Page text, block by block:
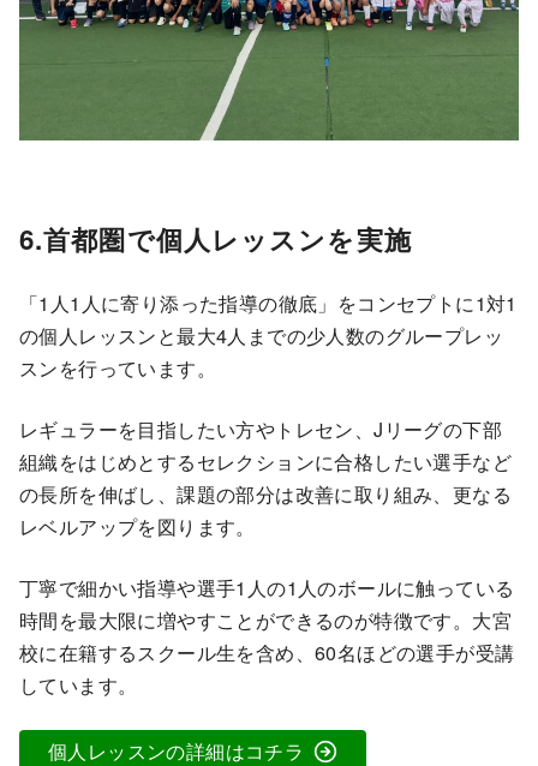
6.首都圏で個人レッスンを実施
「1人1人に寄り添った指導の徹底」をコンセプトに1対1
の個人レッスンと最大4人までの少人数のグループレッ
スンを行っています。
レギュラーを目指したい方やトレセン、Jリーグの下部
組織をはじめとするセレクションに合格したい選手など
の長所を伸ばし、課題の部分は改善に取り組み、更なる
レベルアップを図ります。
丁寧で細かい指導や選手1人の1人のボールに触っている
時間を最大限に増やすことができるのが特徴です。大宮
校に在籍するスクール生を含め、60名ほどの選手が受講
しています。
個人レッスンの詳細はコチラ